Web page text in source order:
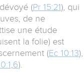
(Pr 15:21), qui
de ne
une étude
la folie) est
(Ec 10:13),
6).